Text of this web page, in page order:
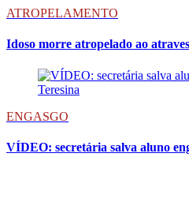
ATROPELAMENTO
Idoso morre atropelado ao
ENGASGO
VÍDEO: secretária salva aluno